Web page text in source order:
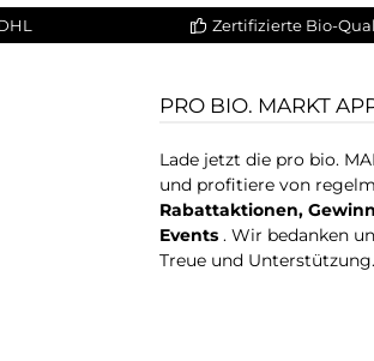
Zertifizierte Bio-
PRO BIO. MARKT
Lade jetzt die pro bio.
und profitiere von
Rabattaktionen,
Events . Wir bedanken
Treue und